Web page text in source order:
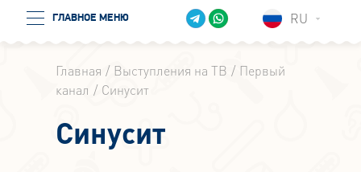
ГЛАВНОЕ МЕНЮ RU
Главная Выступления на ТВ
Первый
канал
Синусит
Синусит